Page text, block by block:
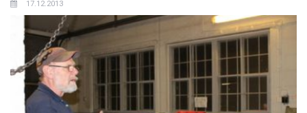
17.12.2013